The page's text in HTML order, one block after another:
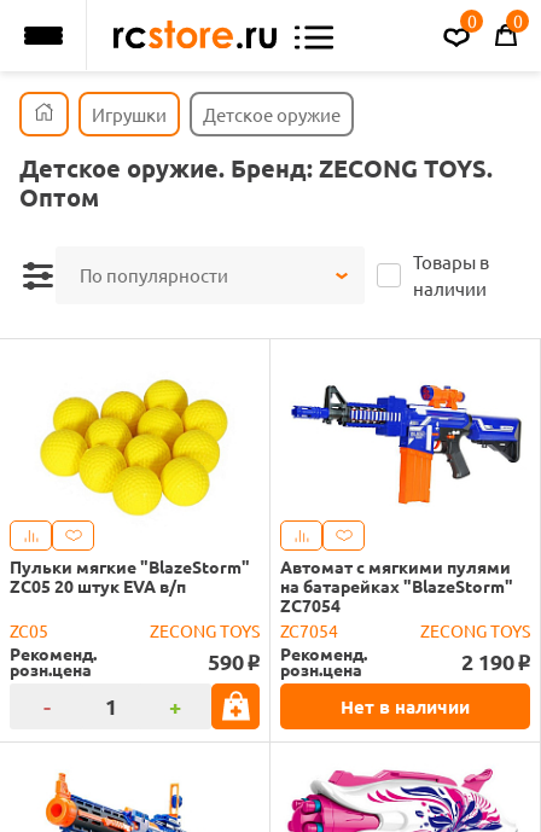
0 0
Игрушки Детское оружие
Детское оружие. Бренд: ZECONG TOYS.
Оптом
По популярности
Товары в
наличии
Пульки мягкие "BlazeStorm"
ZC05 20 штук EVA в/п
ZC05
ZECONG TOYS
Рекоменд.
розн.цена 590 o
- +
Автомат с мягкими пулями
на батарейках "BlazeStorm"
ZC7054
ZC7054
ZECONG TOYS
Рекоменд.
розн.цена 2 190 o
Нет в наличии